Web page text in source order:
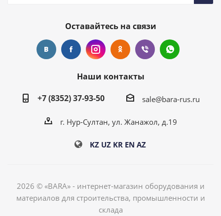
Оставайтесь на связи
Наши контакты
+7 (8352) 37-93-50
sale@bara-rus.ru
г. Нур-Султан, ул. Жанажол, д.19
KZ UZ KR EN AZ
2026 © «BARA» - интернет-магазин оборудования и
материалов для строительства, промышленности и
склада